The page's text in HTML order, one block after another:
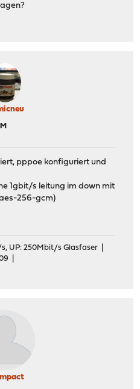
pppoe konfiguriert und
1gbit/s leitung im down mit
256-gcm)
s, UP: 250Mbit/s Glasfaser |
|